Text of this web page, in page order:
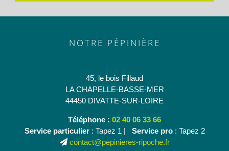
NOTRE PÉPINIÈRE
45, le bois Fillaud
LA CHAPELLE-BASSE-MER
44450 DIVATTE-SUR-LOIRE
Téléphone : 02 40 06 33 66
Service particulier: Tapez 1 | Service pro: Tapez 2
contact@pepinieres-ripoche.fr